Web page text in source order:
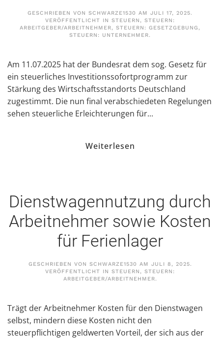
GESCHRIEBEN VON SCHWARZE1530 AM JULI 17, 2025.
VERÖFFENTLICHT IN STEUERN, STEUERN:
ARBEITGEBER/ARBEITNEHMER, STEUERN: GESETZGEBUNG,
STEUERN: UNTERNEHMER.
Am 11.07.2025 hat der Bundesrat dem sog. Gesetz für
ein steuerliches Investitionssofortprogramm zur
Stärkung des Wirtschaftsstandorts Deutschland
zugestimmt. Die nun final verabschiedeten Regelungen
sehen steuerliche Erleichterungen für...
Weiterlesen
Dienstwagennutzung durch
Arbeitnehmer sowie Kosten
für Ferienlager
GESCHRIEBEN VON SCHWARZE1530 AM JULI 8, 2025.
VERÖFFENTLICHT IN STEUERN, STEUERN:
ARBEITGEBER/ARBEITNEHMER.
Trägt der Arbeitnehmer Kosten für den Dienstwagen
selbst, mindern diese Kosten nicht den
steuerpflichtigen geldwerten Vorteil, der sich aus der